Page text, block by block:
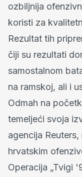
ozbiljnija
koristi za
Rezultat tih
čiji su rezultati
samostalnom
na ramskoj, ali i
Odmah na
temeljeći svoja
agencija
hrvatskim
Operacija „Tvigi